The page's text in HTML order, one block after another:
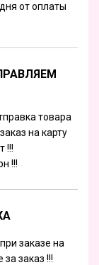
от оплаты
товара
на карту
!!!
!!!
заказе на
заказ !!!